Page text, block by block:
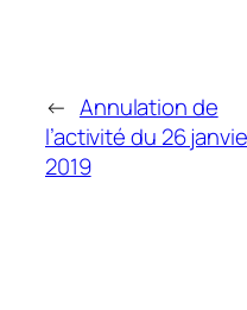
← Annulation de
l’activité du 26
2019